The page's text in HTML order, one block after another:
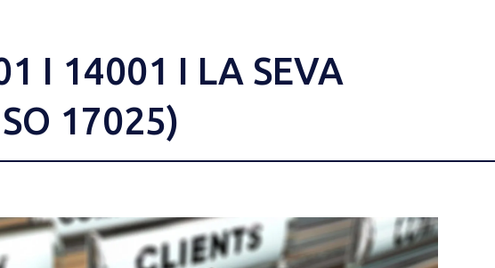
I 14001 I LA SEVA
17025)